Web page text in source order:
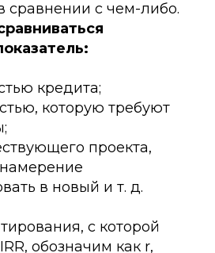
сравнении с чем-либо.
кредита;
которую требуют
проекта,
в новый и т. д.
с которой
обозначим как r,